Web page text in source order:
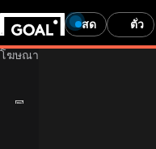
สด ตั๋ว